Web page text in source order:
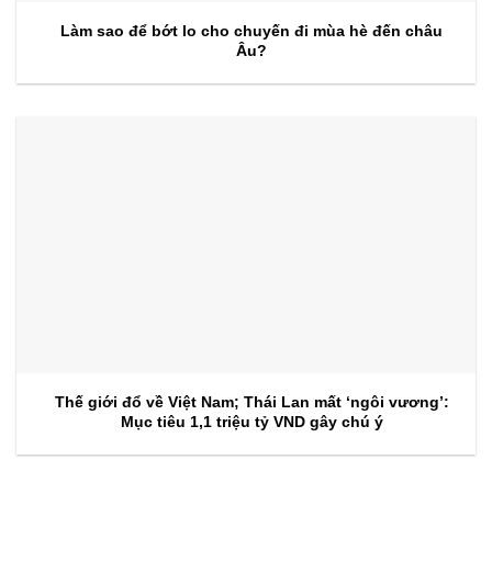
Làm sao để bớt lo cho chuyến đi mùa hè đến châu
Âu?
Thế giới đổ về Việt Nam; Thái Lan mất ‘ngôi vương’:
Mục tiêu 1,1 triệu tỷ VND gây chú ý